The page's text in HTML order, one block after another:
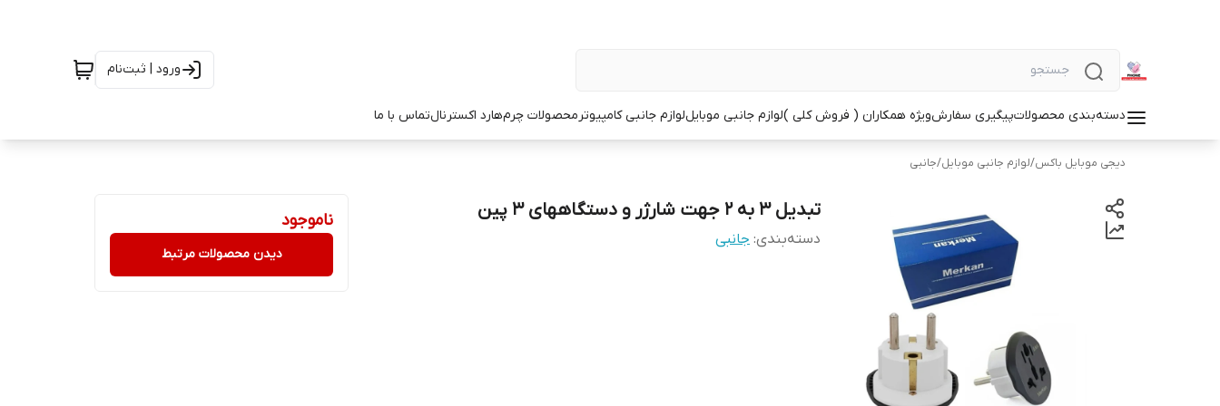
ورود | ثبت‌نام
دسته‌بندی محصولاتپیگیری سفارشویژه همکاران ( فروش کلی )لوازم جانبی موبایللوازم جانبی کامپیوترمحصولات چرمهارد اکسترنالتماس با ما
دیجی موبایل باکس/لوازم جانبی موبایل/جانبی
تبدیل 3 به 2 جهت شارژر و دستگاههای 3 پین
دسته‌بندی: جانبی
ناموجود
دیدن محصولات مرتبط